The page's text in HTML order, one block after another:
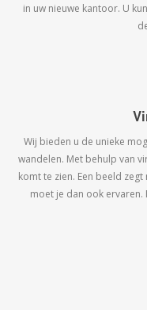
in uw nieuwe kantoor. U
Wij bieden u de unieke
wandelen. Met behulp van
komt te zien. Een beeld
moet je dan ook ervaren.